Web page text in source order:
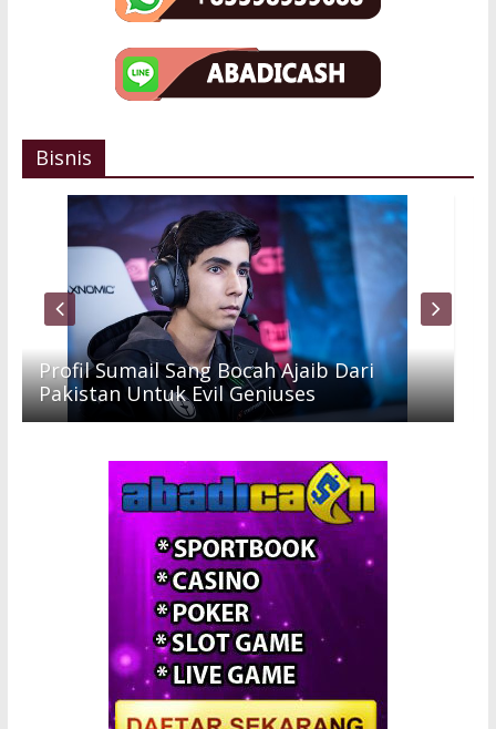
January 1, 2019 Comments Off
Bisnis
Profil Sumail Sang Bocah Ajaib Dari
Pakistan Untuk Evil Geniuses